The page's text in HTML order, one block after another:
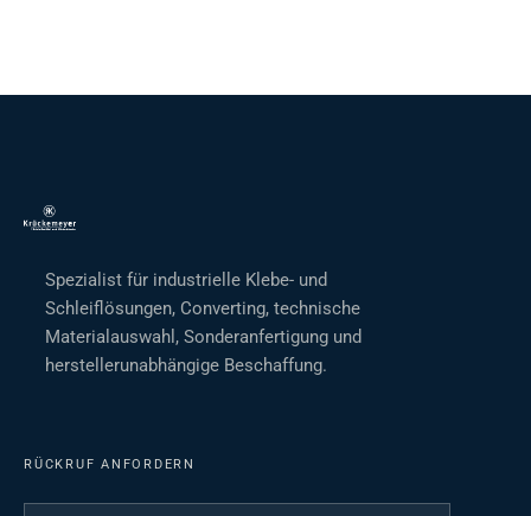
Spezialist für industrielle Klebe- und
Schleiflösungen, Converting, technische
Materialauswahl, Sonderanfertigung und
herstellerunabhängige Beschaffung.
RÜCKRUF ANFORDERN